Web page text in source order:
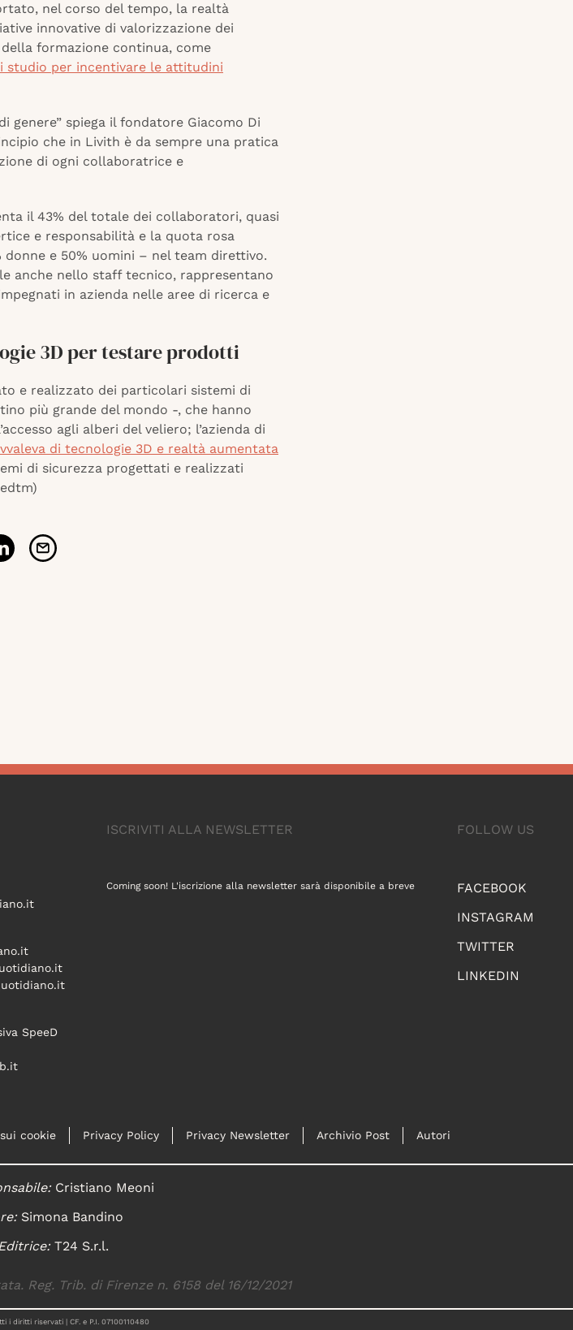
nel corso del tempo, la realtà
innovative di valorizzazione dei
formazione continua, come
studio per incentivare le attitudini
genere” spiega il fondatore Giacomo Di
che in Livith è da sempre una pratica
di ogni collaboratrice e
il 43% del totale dei collaboratori, quasi
e responsabilità e la quota rosa
e 50% uomini – nel team direttivo.
anche nello staff tecnico, rappresentano
in azienda nelle aree di ricerca e
3D per testare prodotti
e realizzato dei particolari sistemi di
più grande del mondo -, che hanno
agli alberi del veliero; l’azienda di
di tecnologie 3D e realtà aumentata
di sicurezza progettati e realizzati
SpeeD
FOLLOW US
FACEBOOK
INSTAGRAM
TWITTER
LINKEDIN
ISCRIVITI ALLA NEWSLETTER
Coming soon! L'iscrizione alla newsletter sarà disponibile a breve
cookie Privacy Policy Privacy Newsletter Archivio Post Autori
Cristiano Meoni
Simona Bandino
T24 S.r.l.
Reg. Trib. di Firenze n. 6158 del 16/12/2021
i diritti riservati | CF. e P.I. 07100110480